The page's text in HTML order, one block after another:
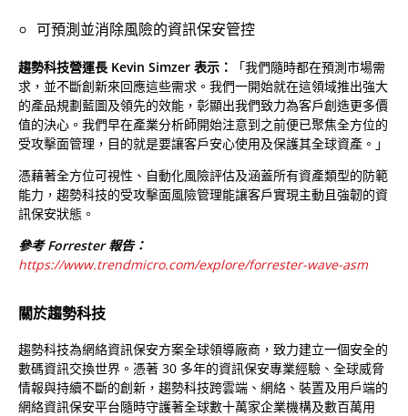
可預測並消除風險的資訊保安管控
趨勢科技營運長 Kevin Simzer 表示：
「我們隨時都在預測市場需
求，並不斷創新來回應這些需求。我們一開始就在這領域推出強大
的產品規劃藍圖及領先的效能，彰顯出我們致力為客戶創造更多價
值的決心。我們早在產業分析師開始注意到之前便已聚焦全方位的
受攻擊面管理，目的就是要讓客戶安心使用及保護其全球資產。」
憑藉著全方位可視性、自動化風險評估及涵蓋所有資產類型的防範
能力，趨勢科技的受攻擊面風險管理能讓客戶實現主動且強韌的資
訊保安狀態。
參考 Forrester 報告：
https://www.trendmicro.com/explore/forrester-wave-asm
關於趨勢科技
趨勢科技為網絡資訊保安方案全球領導廠商，致力建立一個安全的
數碼資訊交換世界。憑著 30 多年的資訊保安專業經驗、全球威脅
情報與持續不斷的創新，趨勢科技跨雲端、網絡、裝置及用戶端的
網絡資訊保安平台隨時守護著全球數十萬家企業機構及數百萬用